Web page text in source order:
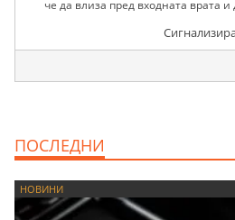
че да влиза пред входната врата
ПОСЛЕДНИ
НОВИНИ